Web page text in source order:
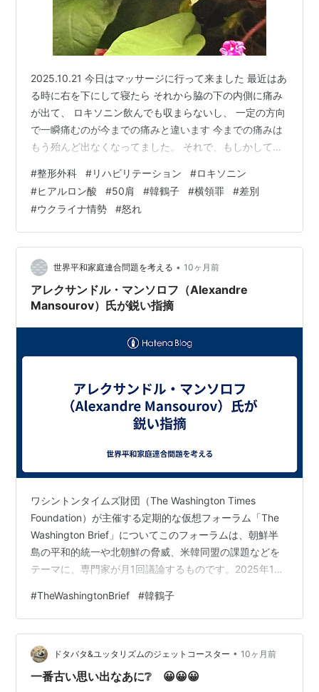
2025.10.21 今日はマッサージに行って来ました 最近はあ
る時に右を下にして寝たら それから脇の下の内側に痛み
が出て、 ロキソニン飲んでも収まらないし、 一定の方向
で一瞬痛むのが今までの痛みと違います 今までの痛みは
もう殆んど出なくなってました。 それで、もしかして骨
らいました レントゲンを撮って、診察結果は 「数カ所が
欠けているし、40肩とか50肩と言われるものですね。」
わたしは67だから60肩か。 「治療にはヒアルロン酸があ
るけど、 マッサージを肩に移すこともできるけど、どう
します」 「うーん🤔しばらく肩マッサージをしてみたい
です…
#整形外科 #リハビリテーション #ロキソニン
#ヒアルロン酸 #50肩 #韓鶴子 #横領罪 #差別
#ウクライナ情勢 #怒れ
世界平和家庭連合問題を考える • 10ヶ月前
アレクサンドル・マンソロフ（Alexandre
Mansourov）氏が鋭い指摘
ワシントンタイムズ財団（The Washington Times
Foundation）が主催する定期的な仮想フォーラム「The
Washington Brief」についてこのフォーラムは、朝鮮半
島の平和的統一や北朝鮮の脅威、米韓同盟の課題などを
テーマに、専門家が月1回議論するものです。2025年10
Ja Han Moon、統一教会/ファミリーフェデレーション総
裁）の捜査・起訴事件に焦点を当てたもので、ジョージ
タウン大学のセキュリティ研究センター教授であるアレ
クサンドル・マンソロフ（Alexandre Mansourov）氏が
鋭い指摘を述べ…
#TheWashingtonBrief #韓鶴子
ドタバタ&ユッタリズムのジェットコースター • 10ヶ月前
一番古い思い出なあに❔ 😀😀😀